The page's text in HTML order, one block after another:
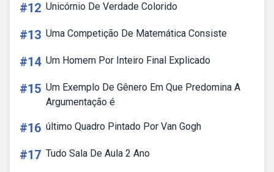
#12 Unicórnio De Verdade Colorido
#13 Uma Competição De Matemática Consiste
#14 Um Homem Por Inteiro Final Explicado
#15 Um Exemplo De Gênero Em Que Predomina A
Argumentação é
#16 último Quadro Pintado Por Van Gogh
#17 Tudo Sala De Aula 2 Ano